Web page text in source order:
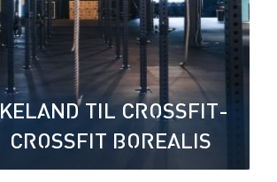
TIL CROSSFIT-
CROSSFIT BOREALIS